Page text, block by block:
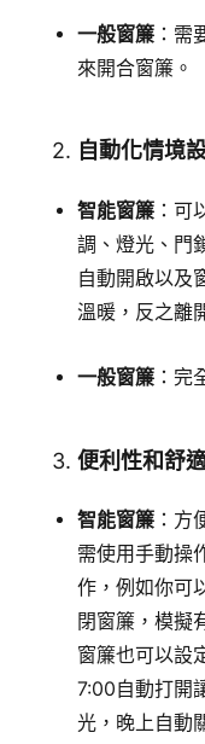
一般窗簾：需
來開合窗簾。
2. 自動化情境
智能窗簾：可
調、燈光、門
自動開啟以及
溫暖，反之離
一般窗簾：完
3. 便利性和舒
智能窗簾：方
需使用手動操
作，例如你可
閉窗簾，模擬
窗簾也可以設
7:00自動打開
光，晚上自動